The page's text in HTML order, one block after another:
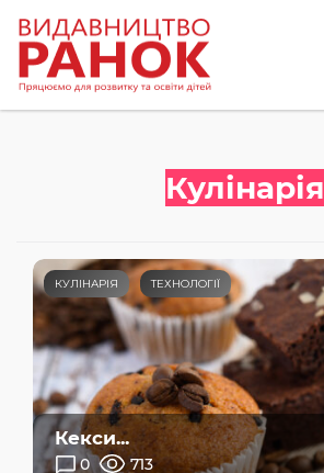
Кулінарія
КУЛІНАРІЯ ТЕХНОЛОГІЇ
Кекси...
0 713